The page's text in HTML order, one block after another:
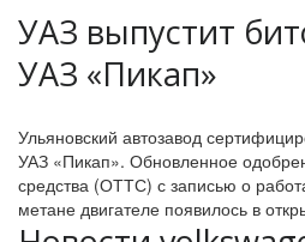
УАЗ выпустит
УАЗ «Пикап»
Ульяновский автозавод
УАЗ «Пикап». Обновленное
средства (ОТТС) с записью о
метане двигателе появилось в